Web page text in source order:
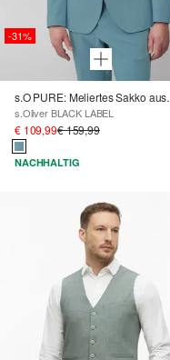
-31%
s.O PURE:
s.Oliver BLACK LABEL
€ 109,99€ 159,99
NACHHALTIG